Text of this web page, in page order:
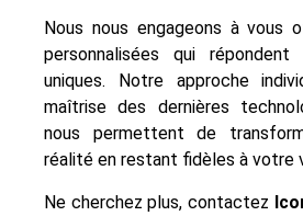
Nous nous engageons à vous
personnalisées qui
uniques. Notre approche
maîtrise des dernières
nous permettent de
réalité en restant fidèles à votre
Ne cherchez plus, contactez